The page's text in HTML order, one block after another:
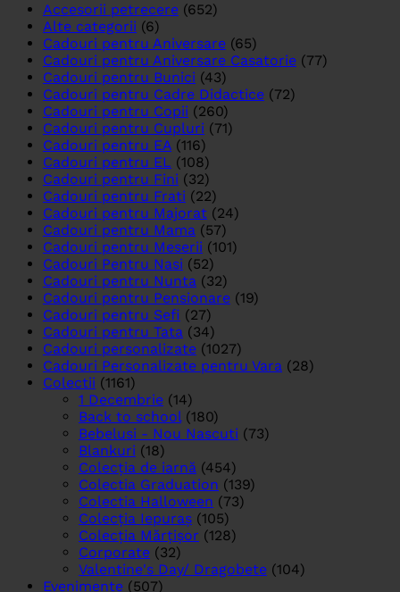
Accesorii petrecere (652)
Alte categorii (6)
Cadouri pentru Aniversare (65)
Cadouri pentru Aniversare Casatorie (77)
Cadouri pentru Bunici (43)
Cadouri pentru Cadre Didactice (72)
Cadouri pentru Copii (260)
Cadouri pentru Cupluri (71)
Cadouri pentru EA (116)
Cadouri pentru EL (108)
Cadouri pentru Fini (32)
Cadouri pentru Frati (22)
Cadouri pentru Majorat (24)
Cadouri pentru Mama (57)
Cadouri pentru Meserii (101)
Cadouri Pentru Nasi (52)
Cadouri pentru Nunta (32)
Cadouri pentru Pensionare (19)
Cadouri pentru Sefi (27)
Cadouri pentru Tata (34)
Cadouri personalizate (1027)
Cadouri Personalizate pentru Vara (28)
Colectii (1161)
1 Decembrie (14)
Back to school (180)
Bebelusi - Nou Nascuti (73)
Blankuri (18)
Colecția de iarnă (454)
Colectia Graduation (139)
Colectia Halloween (73)
Colecția Iepuraș (105)
Colecția Mărțișor (128)
Corporate (32)
Valentine's Day/ Dragobete (104)
Evenimente (507)